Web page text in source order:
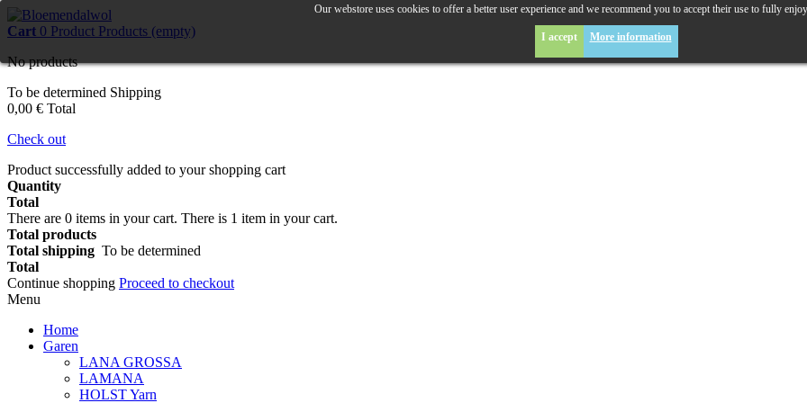
Cart 0 Product Products (empty)
No products
To be determined Shipping
0,00 € Total
Check out
Product successfully added to your shopping cart
Quantity
Total
There are 0 items in your cart. There is 1 item in your cart.
Total products
Total shipping To be determined
Total
Continue shopping Proceed to checkout
Menu
Home
Garen
LANA GROSSA
LAMANA
HOLST Yarn
Our webstore uses cookies to offer a better user experience and we recommend you to accept their use to fully
I accept More information